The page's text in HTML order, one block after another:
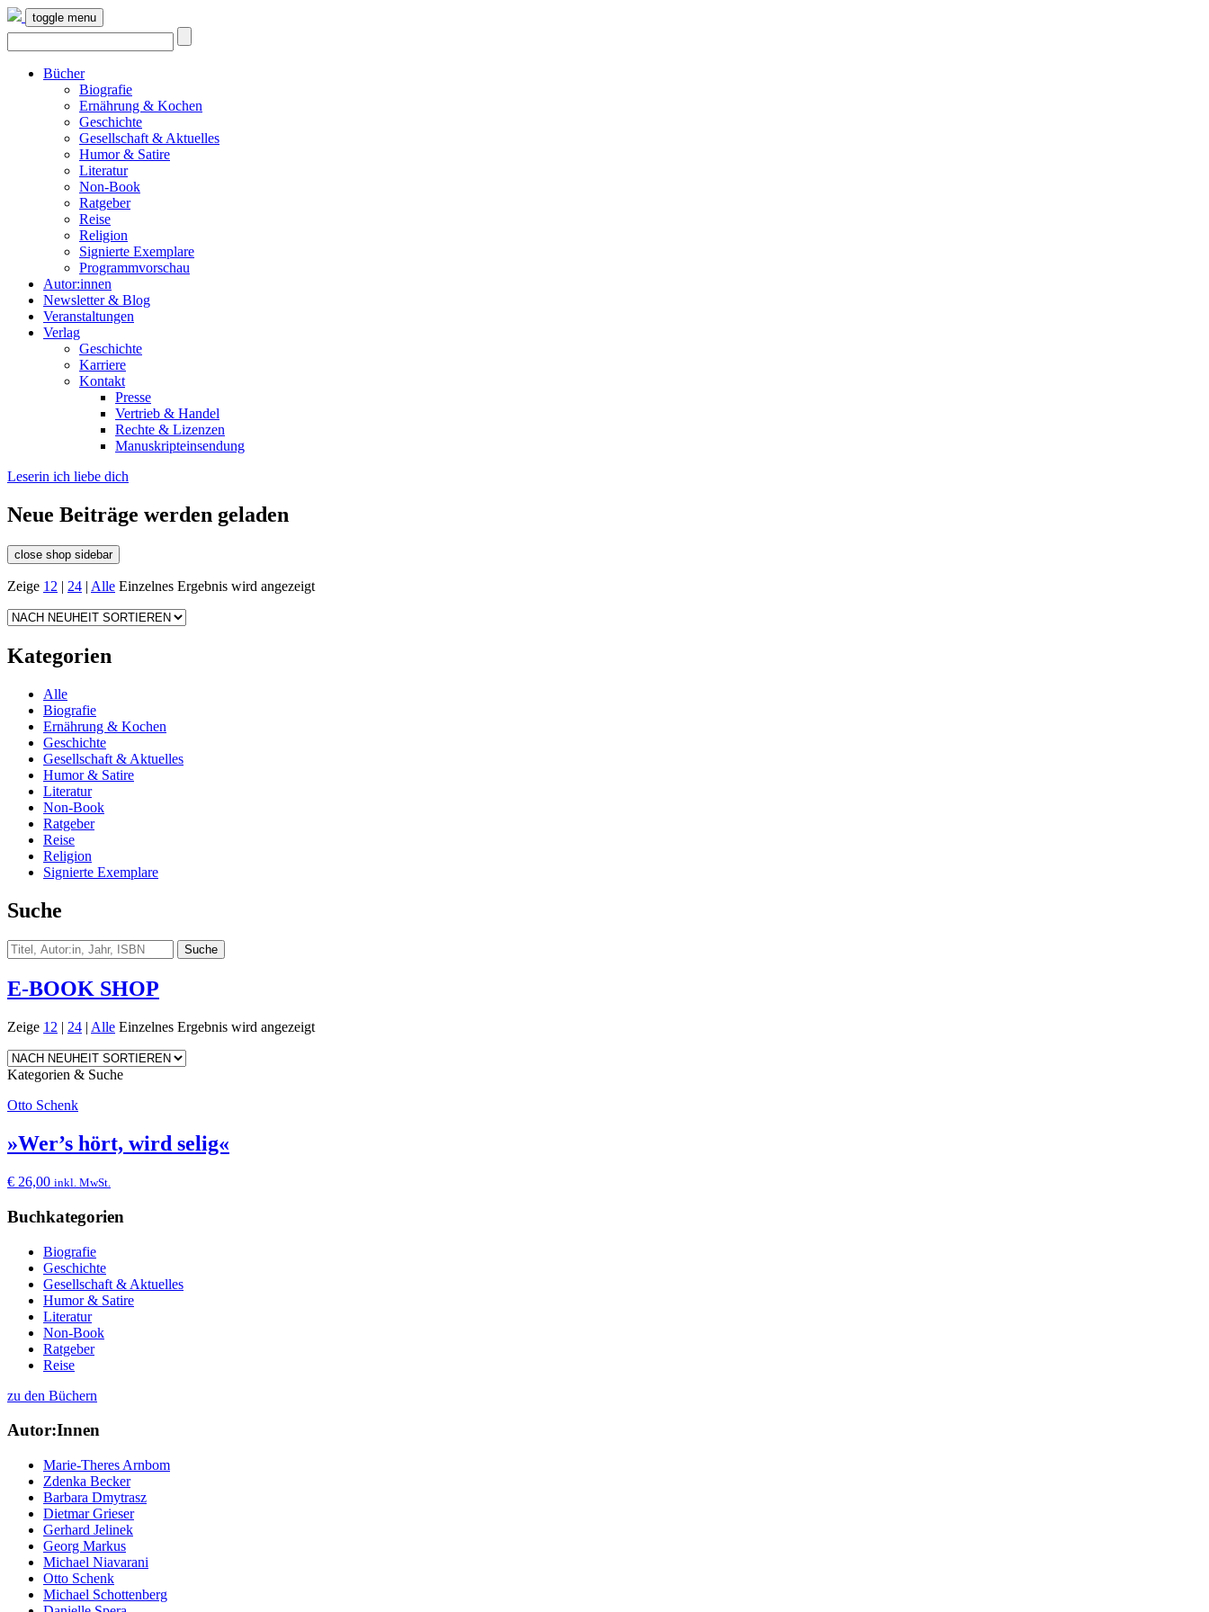
toggle menu
Bücher
Biografie
Ernährung & Kochen
Geschichte
Gesellschaft & Aktuelles
Humor & Satire
Literatur
Non-Book
Ratgeber
Reise
Religion
Signierte Exemplare
Programmvorschau
Autor:innen
Newsletter & Blog
Veranstaltungen
Verlag
Geschichte
Karriere
Kontakt
Presse
Vertrieb & Handel
Rechte & Lizenzen
Manuskripteinsendung
Leserin ich liebe dich
Neue Beiträge werden geladen
close shop sidebar
Zeige 12 | 24 | Alle Einzelnes Ergebnis wird angezeigt
Kategorien
Alle
Biografie
Ernährung & Kochen
Geschichte
Gesellschaft & Aktuelles
Humor & Satire
Literatur
Non-Book
Ratgeber
Reise
Religion
Signierte Exemplare
Suche
E-BOOK SHOP
Zeige 12 | 24 | Alle Einzelnes Ergebnis wird angezeigt
Kategorien & Suche
Otto Schenk
»Wer’s hört, wird selig«
€ 26,00 inkl. MwSt.
Buchkategorien
Biografie
Geschichte
Gesellschaft & Aktuelles
Humor & Satire
Literatur
Non-Book
Ratgeber
Reise
zu den Büchern
Autor:Innen
Marie-Theres Arnbom
Zdenka Becker
Barbara Dmytrasz
Dietmar Grieser
Gerhard Jelinek
Georg Markus
Michael Niavarani
Otto Schenk
Michael Schottenberg